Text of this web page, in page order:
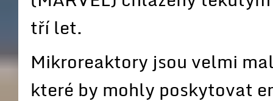
tří let.
Mikroreaktory jsou velmi
které by mohly poskytovat